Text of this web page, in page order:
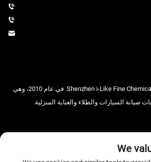
تأسست شركة Shenzhen i-Like Fine Chemical Co., Ltd. في عام 2010، وهي
صيانة السيارات والطلاء والعناية المنزلية.
We